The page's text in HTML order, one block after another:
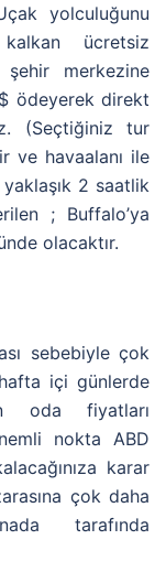
yolculuğunu
ücretsiz
merkezine
ödeyerek direkt
(Seçtiğiniz tur
ve havaalanı ile
2 saatlik
; Buffalo’ya
olacaktır.
sebebiyle çok
içi günlerde
oda fiyatları
nokta ABD
karar
çok daha
tarafında